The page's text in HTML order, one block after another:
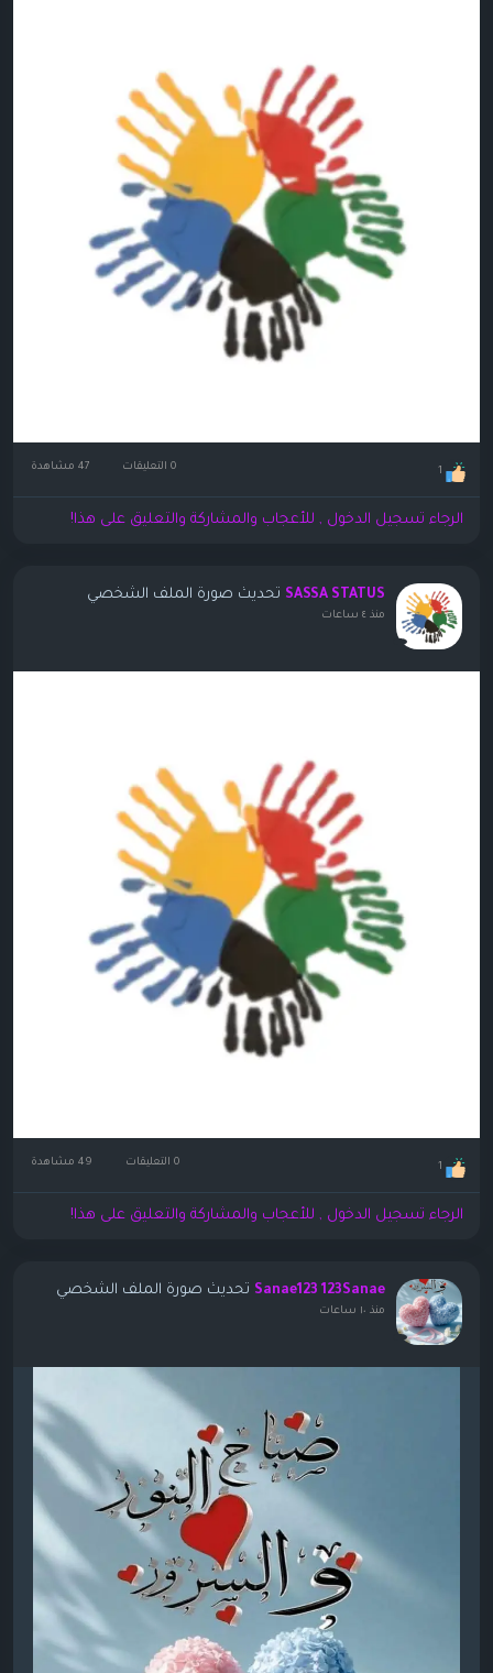
1 0 التعليقات
الرجاء تسجيل الدخول , للأعجاب والمشاركة والتعليق على هذا!
SASSA STATUS تحديث صورة الملف الشخصي
منذ ٤ ساعات
1 0 التعليقات
الرجاء تسجيل الدخول , للأعجاب والمشاركة والتعليق على هذا!
Sanae123 123Sanae تحديث صورة الملف الشخصي
منذ ١٠ ساعات